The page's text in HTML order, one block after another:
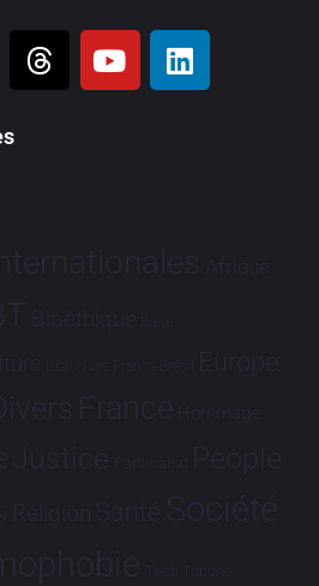
Afrique
Bioéthique Brève
Dialogues France-Brésil Europe
France Hommage
Justice Partenariat People
Religion Santé Société
Tech Tribune